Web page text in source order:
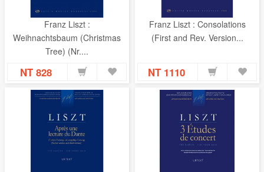
Franz Liszt :
Weihnachtsbaum (Christmas
Tree) (Nr....
NT 828
Franz Liszt : Consolations
(First and Rev. Version...
NT 1110